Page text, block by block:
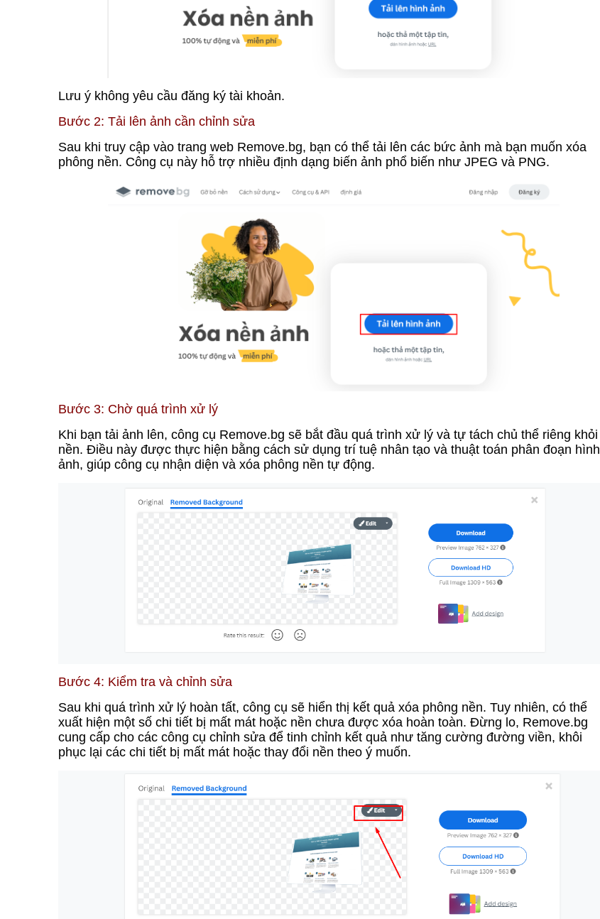
Lưu ý không yêu cầu đăng ký tài khoản.
Bước 2: Tải lên ảnh cần chỉnh sửa
Sau khi truy cập vào trang web Remove.bg, bạn có thể tải lên các bức ảnh mà bạn muốn xóa
phông nền. Công cụ này hỗ trợ nhiều định dạng biến ảnh phổ biến như JPEG và PNG.
Bước 3: Chờ quá trình xử lý
Khi bạn tải ảnh lên, công cụ Remove.bg sẽ bắt đầu quá trình xử lý và tự tách chủ thể riêng khỏi
nền. Điều này được thực hiện bằng cách sử dụng trí tuệ nhân tạo và thuật toán phân đoạn hình
ảnh, giúp công cụ nhận diện và xóa phông nền tự động.
Bước 4: Kiểm tra và chỉnh sửa
Sau khi quá trình xử lý hoàn tất, công cụ sẽ hiển thị kết quả xóa phông nền. Tuy nhiên, có thể
xuất hiện một số chi tiết bị mất mát hoặc nền chưa được xóa hoàn toàn. Đừng lo, Remove.bg
cung cấp cho các công cụ chỉnh sửa để tinh chỉnh kết quả như tăng cường đường viền, khôi
phục lại các chi tiết bị mất mát hoặc thay đổi nền theo ý muốn.